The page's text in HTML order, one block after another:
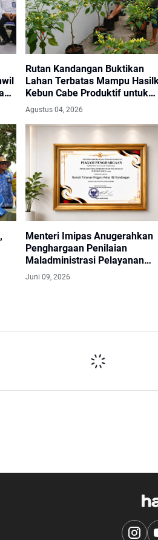
Rutan Kandangan Buktikan
Lahan Terbatas Mampu
Kebun Cabe Produktif untuk
Dukung Ketahanan Pangan
Agustus 04, 2026
Menteri Imipas Anugerahkan
Penghargaan Penilaian
Maladministrasi Pelayanan
Publik Kategori Baik kepada
Rutan Kandangan
Juni 09, 2026